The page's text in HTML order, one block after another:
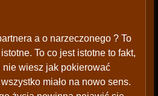
a o narzeczonego ? To
To co jest istotne to fakt,
wiesz jak pokierować
miało na nowo sens.